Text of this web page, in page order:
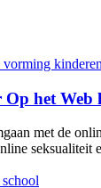
het Web
met de
seksualiteit